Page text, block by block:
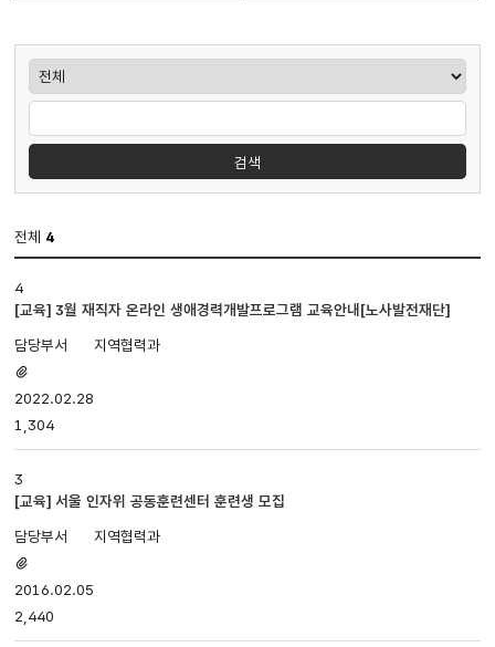
게시판검색
검색
전체 4
게시판
입니다.
번호,
제목,
담당부서,
첨부파일,
등록일,
조회로
있습니다.
4
[교육] 3월 재직자 온라인 생애경력개발프로그램 교육안내[노사발전재단]
지역협력과
있음
2022.02.28
1,304
3
[교육] 서울 인자위 공동훈련센터 훈련생 모집
지역협력과
있음
2016.02.05
2,440